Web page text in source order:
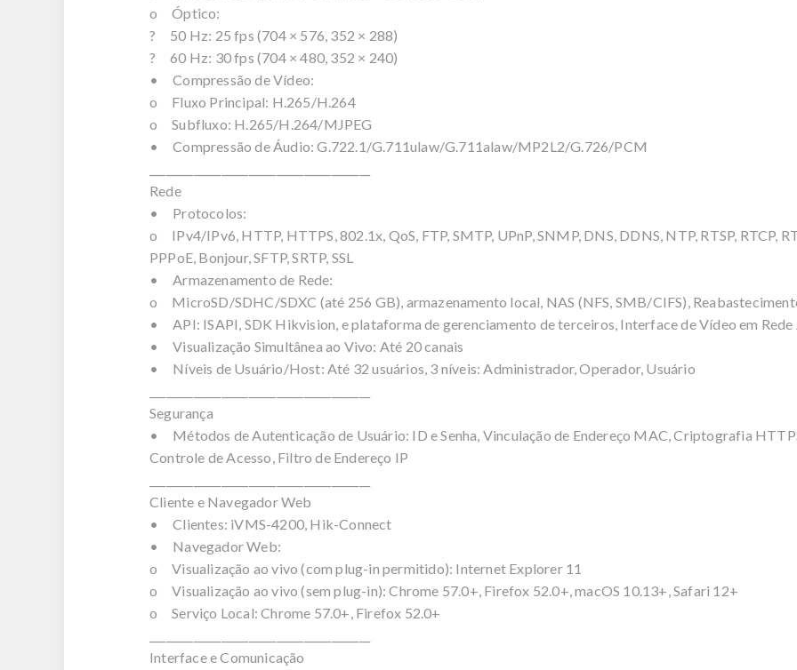
o Óptico:
? 50 Hz: 25 fps (704 × 576, 352 × 288)
? 60 Hz: 30 fps (704 × 480, 352 × 240)
• Compressão de Vídeo:
o Fluxo Principal: H.265/H.264
o Subfluxo: H.265/H.264/MJPEG
• Compressão de Áudio: G.722.1/G.711ulaw/G.711alaw/MP2L2/G.726/PCM
Rede
• Protocolos:
o IPv4/IPv6, HTTP, HTTPS, 802.1x, QoS, FTP, SMTP, UPnP, SNMP, DNS, DDNS, NTP, RTSP, RTCP,
PPPoE, Bonjour, SFTP, SRTP, SSL
• Armazenamento de Rede:
o MicroSD/SDHC/SDXC (até 256 GB), armazenamento local, NAS (NFS, SMB/CIFS),
• API: ISAPI, SDK Hikvision, e plataforma de gerenciamento de terceiros, Interface de Vídeo em
• Visualização Simultânea ao Vivo: Até 20 canais
• Níveis de Usuário/Host: Até 32 usuários, 3 níveis: Administrador, Operador, Usuário
Segurança
• Métodos de Autenticação de Usuário: ID e Senha, Vinculação de Endereço MAC, Criptografia
Controle de Acesso, Filtro de Endereço IP
Cliente e Navegador Web
• Clientes: iVMS-4200, Hik-Connect
• Navegador Web:
o Visualização ao vivo (com plug-in permitido): Internet Explorer 11
o Visualização ao vivo (sem plug-in): Chrome 57.0+, Firefox 52.0+, macOS 10.13+, Safari 12+
o Serviço Local: Chrome 57.0+, Firefox 52.0+
Interface e Comunicação